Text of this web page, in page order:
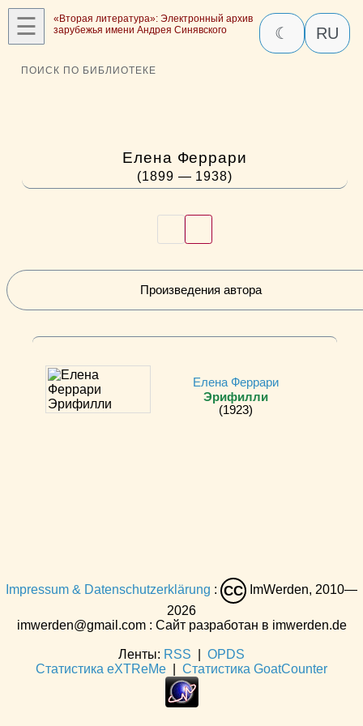
☰
«Вторая литература»: Электронный архив
зарубежья имени Андрея Синявского
☾ RU
ПОИСК ПО БИБЛИОТЕКЕ
Елена Феррари
(1899 — 1938)
Произведения автора
Елена Феррари
Эрифилли
(1923)
Impressum & Datenschutzerklärung : CC
ImWerden, 2010—
2026
imwerden@gmail.com : Сайт разработан в imwerden.de
Ленты: RSS
OPDS
Статистика eXTReMe
Статистика GoatCounter